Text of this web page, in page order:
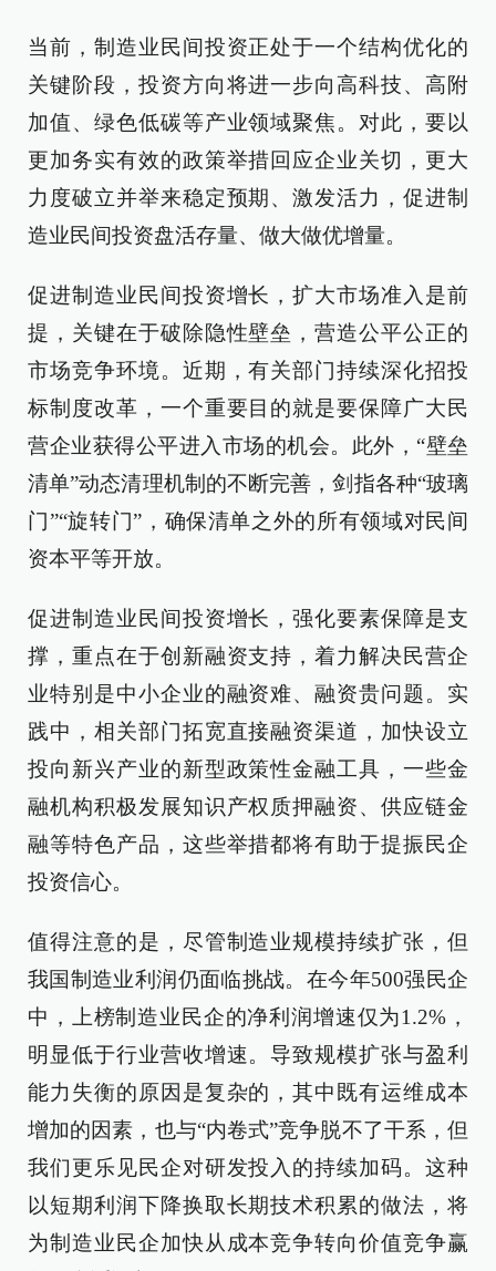
当前，制造业民间投资正处于一个结构优化的
关键阶段，投资方向将进一步向高科技、高附
加值、绿色低碳等产业领域聚焦。对此，要以
更加务实有效的政策举措回应企业关切，更大
力度破立并举来稳定预期、激发活力，促进制
造业民间投资盘活存量、做大做优增量。
促进制造业民间投资增长，扩大市场准入是前
提，关键在于破除隐性壁垒，营造公平公正的
市场竞争环境。近期，有关部门持续深化招投
标制度改革，一个重要目的就是要保障广大民
营企业获得公平进入市场的机会。此外，“壁垒
清单”动态清理机制的不断完善，剑指各种“玻璃
门”“旋转门”，确保清单之外的所有领域对民间
资本平等开放。
促进制造业民间投资增长，强化要素保障是支
撑，重点在于创新融资支持，着力解决民营企
业特别是中小企业的融资难、融资贵问题。实
践中，相关部门拓宽直接融资渠道，加快设立
投向新兴产业的新型政策性金融工具，一些金
融机构积极发展知识产权质押融资、供应链金
融等特色产品，这些举措都将有助于提振民企
投资信心。
值得注意的是，尽管制造业规模持续扩张，但
我国制造业利润仍面临挑战。在今年500强民企
中，上榜制造业民企的净利润增速仅为1.2%，
明显低于行业营收增速。导致规模扩张与盈利
能力失衡的原因是复杂的，其中既有运维成本
增加的因素，也与“内卷式”竞争脱不了干系，但
我们更乐见民企对研发投入的持续加码。这种
以短期利润下降换取长期技术积累的做法，将
为制造业民企加快从成本竞争转向价值竞争赢